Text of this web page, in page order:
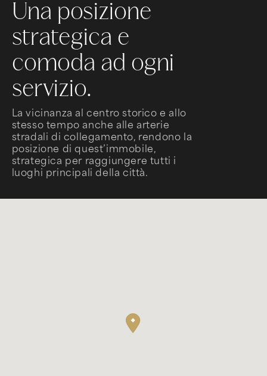
Una posizione
strategica e
comoda ad ogni
servizio.
La vicinanza al centro storico e allo
stesso tempo anche alle arterie
stradali di collegamento, rendono la
posizione di quest’immobile,
strategica per raggiungere tutti i
luoghi principali della città.